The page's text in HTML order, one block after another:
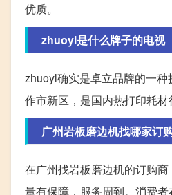
优质。
zhuoyl是什么牌子的电视
zhuoyl确实是卓立品牌的一
作市新区，是国内热打印耗材
广州岩板磨边机找哪家订
在广州找岩板磨边机的订购
量有保障，服务周到。消费